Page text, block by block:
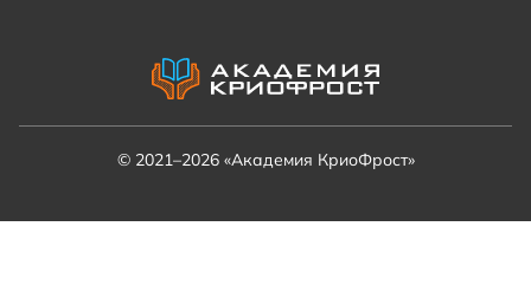
© 2021–2026 «Академия КриоФрост»